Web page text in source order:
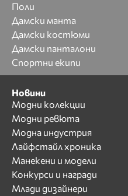
Поли
Дамски манта
Дамски костюми
Дамски панталони
Спортни екипи
Новини
Модни колекции
Модни ревюта
Модна индустрия
Лайфстайл хроника
Манекени и модели
Конкурси и награди
Млади дизайнери